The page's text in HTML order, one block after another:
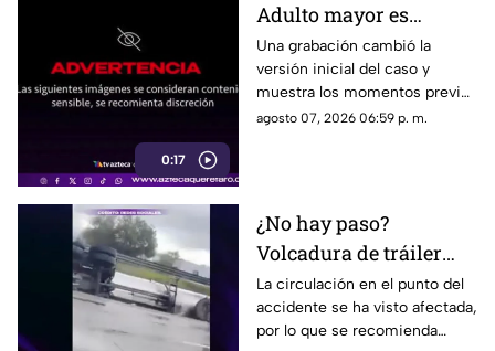
0:17
Adulto mayor es
atropell4do por tráiler;
fue empujado antes de
m0rir
Una grabación cambió la
versión inicial del caso y
muestra los momentos previos
al atropellamiento ocurrido en
agosto 07, 2026 06:59 p. m.
¿No hay paso?
Volcadura de tráiler
colapsa este punto de la
carretera 57
La circulación en el punto del
accidente se ha visto afectada,
por lo que se recomienda